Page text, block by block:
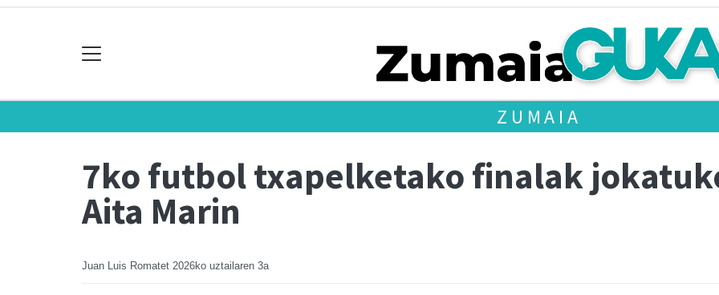
ZUMAIA
7ko futbol txapelketako finalak
Aita Marin
Juan Luis Romatet 2026ko uztailaren 3a